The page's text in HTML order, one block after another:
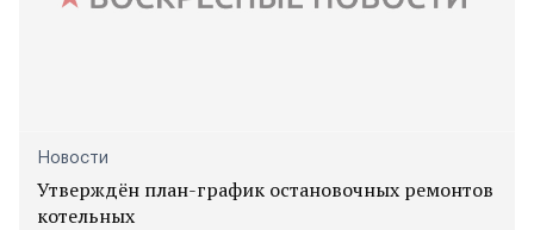
Новости
Утверждён план-график остановочных ремонтов
котельных